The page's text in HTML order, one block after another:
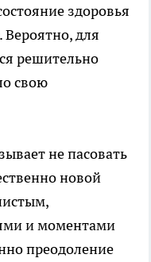
здоровья
для
решительно
свою
не пасовать
новой
и моментами
преодоление